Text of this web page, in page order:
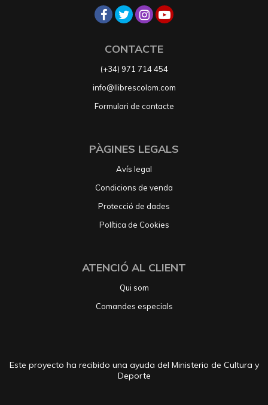
CONTACTE
(+34) 971 714 454
info@llibrescolom.com
Formulari de contacte
PÀGINES LEGALS
Avís legal
Condicions de venda
Protecció de dades
Política de Cookies
ATENCIÓ AL CLIENT
Qui som
Comandes especials
Este proyecto ha recibido una ayuda del Ministerio de Cultura y
Deporte